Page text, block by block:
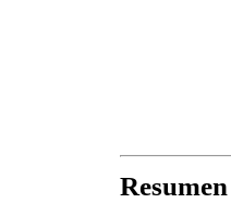
Resumen